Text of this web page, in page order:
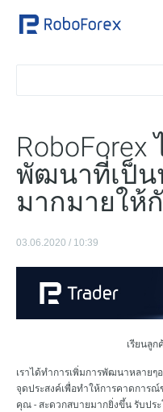
RoboForex
พัฒนาที่เป็น
มากมายให้
03.06.2020 / 10:39
เรียนลูก
เราได้ทำการเพิ่มการพัฒนาหลายๆ
จุดประสงค์เพื่อทำให้การคาดการ
คุณ - สะดวกสบายมากยิ่งขึ้น รับปร